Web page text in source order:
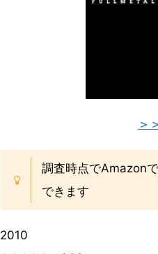
＞
調査時点でAmazonで
できます
2010